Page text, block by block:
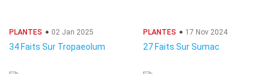
PLANTES 02 Jan 2025
34 Faits Sur Tropaeolum
PLANTES 17 Nov 2024
27 Faits Sur Sumac